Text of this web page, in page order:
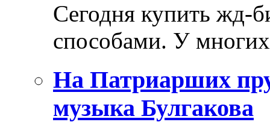
Сегодня купить жд-
способами. У
На Патриарших
музыка Булгакова